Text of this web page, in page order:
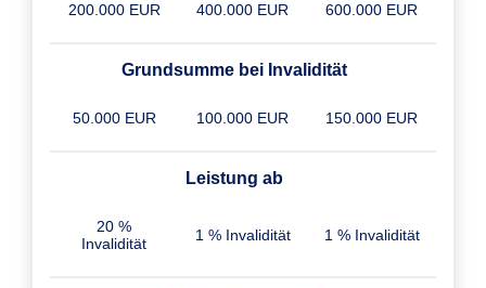
200.000 EUR 400.000 EUR 600.000 EUR
Grundsumme bei Invalidität
50.000 EUR 100.000 EUR 150.000 EUR
Leistung ab
20 %
Invalidität
1 % Invalidität 1 % Invalidität